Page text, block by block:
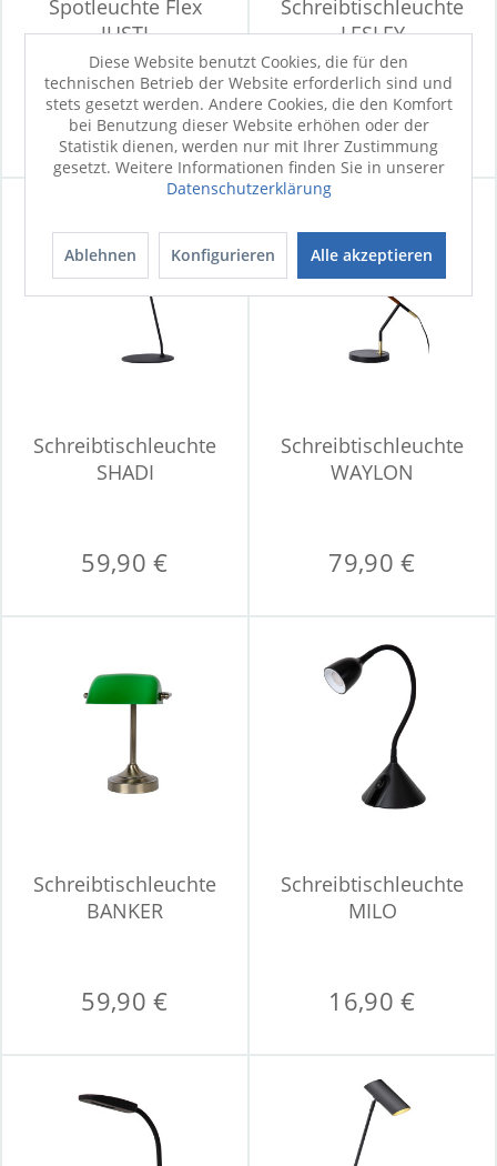
Spotleuchte Flex
JUSTI
Sofort verfügbar
UVP64,99 €
44,90 €
Schreibtischleuchte
LESLEY
84,90 €
Schreibtischleuchte
SHADI
59,90 €
Schreibtischleuchte
WAYLON
79,90 €
Schreibtischleuchte
BANKER
59,90 €
Schreibtischleuchte
MILO
16,90 €
Diese Website benutzt Cookies, die für den
technischen Betrieb der Website erforderlich sind und
stets gesetzt werden. Andere Cookies, die den Komfort
bei Benutzung dieser Website erhöhen oder der
Statistik dienen, werden nur mit Ihrer Zustimmung
gesetzt. Weitere Informationen finden Sie in unserer
Datenschutzerklärung
Ablehnen Konfigurieren Alle akzeptieren